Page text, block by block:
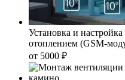
Установка и
отоплением (GSM-
от 5000 ₽